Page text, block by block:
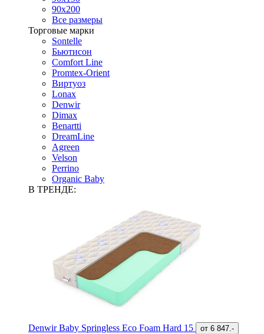
90х200
Все размеры
Торговые марки
Sontelle
Бьютисон
Comfort Line
Promtex-Orient
Виртуоз
Lonax
Denwir
Dimax
Benartti
DreamLine
Agreen
Velson
Perrino
Organic Baby
В ТРЕНДЕ:
Denwir Baby Springless Eco Foam Hard 15 от 6 847.-